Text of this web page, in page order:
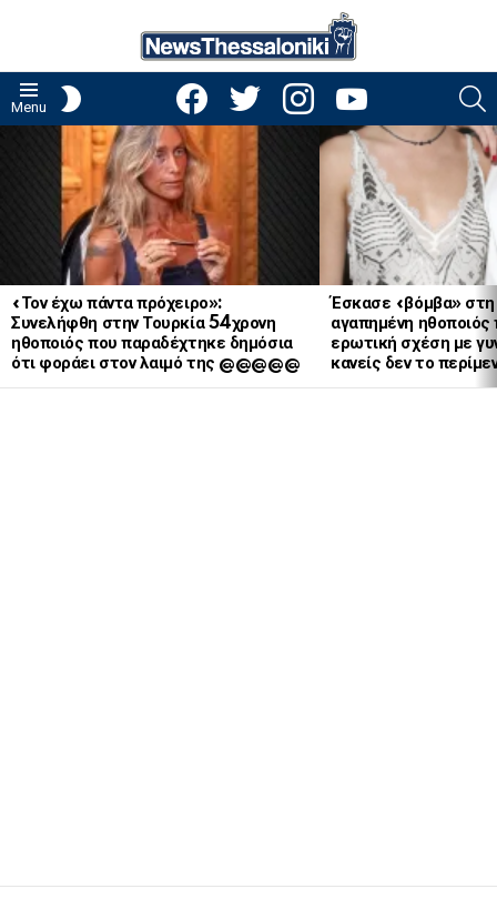
Menu
facebooktwitter instagramyoutube
«Τον έχω πάντα πρόχειρο»:
Συνελήφθη στην Τουρκία 54χρονη
ηθοποιός που παραδέχτηκε δημόσια
ότι φοράει στον λαιμό της @@@@@
Έσκασε «βόμβα»
αγαπημένη
ερωτική σχέση με
κανείς δεν το